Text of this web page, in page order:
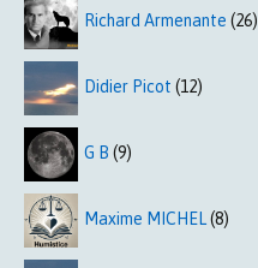
Richard Armenante (26)
Didier Picot (12)
G B (9)
Maxime MICHEL(8)